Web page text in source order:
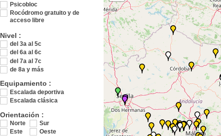
Psicobloc
Rocódromo gratuito y de
acceso libre
Nivel :
del 3a al 5c
del 6a al 6c
del 7a al 7c
de 8a y más
Equipamiento :
Escalada deportiva
Escalada clásica
Orientación :
Norte
Sur
Este
Oeste